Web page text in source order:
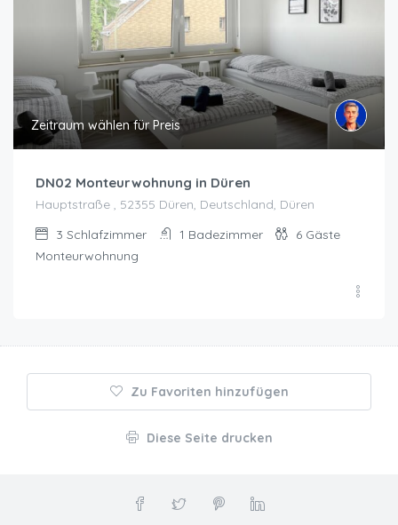
Zeitraum wählen für Preis
DN02 Monteurwohnung in Düren
Hauptstraße , 52355 Düren, Deutschland, Düren
3 Schlafzimmer 1 Badezimmer 6 Gäste
Monteurwohnung
Zu Favoriten hinzufügen
Diese Seite drucken